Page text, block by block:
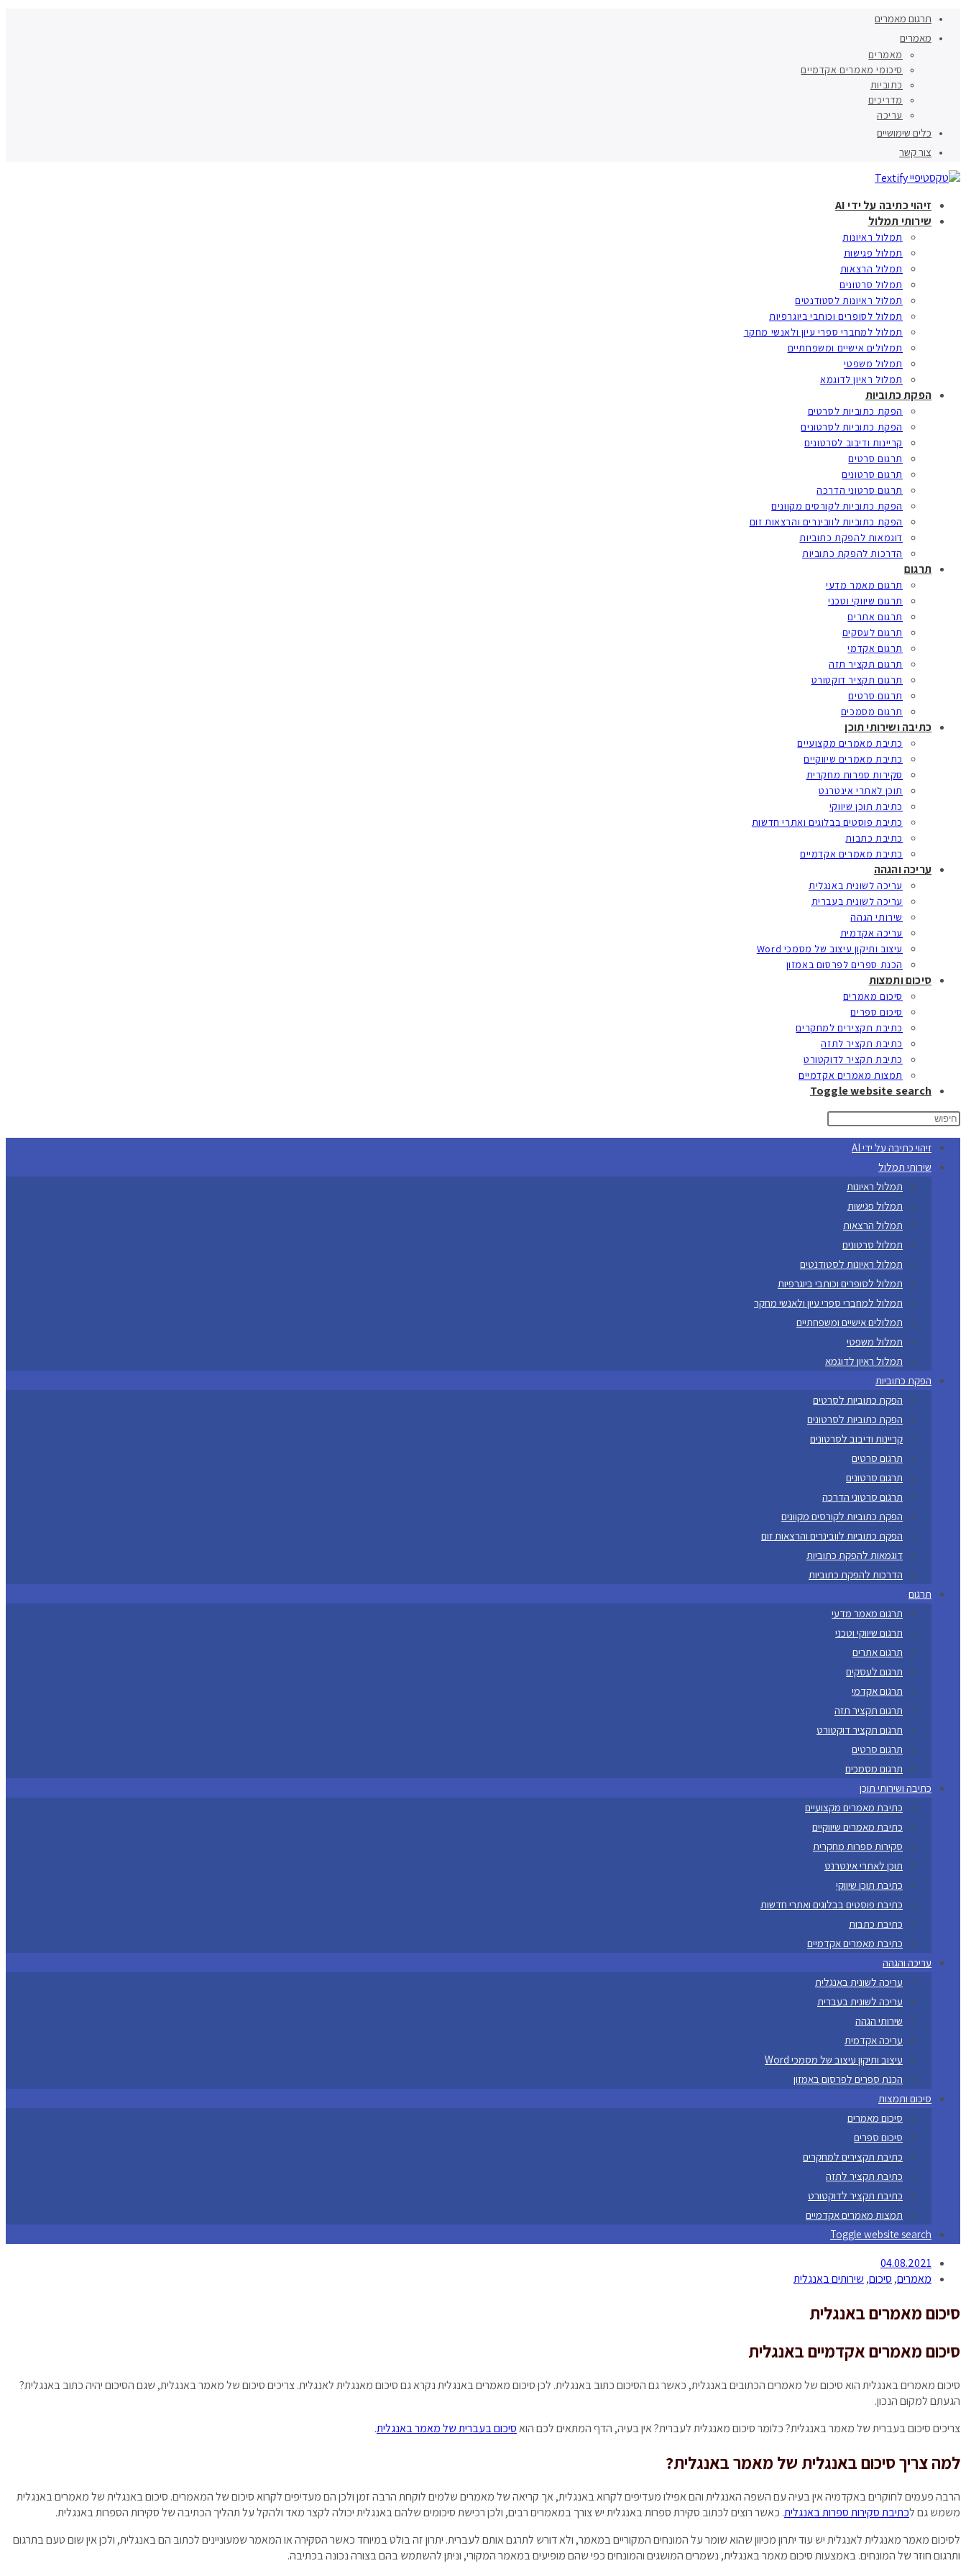
תרגום מאמרים
מאמרים
מאמרים
סיכומי מאמרים אקדמיים
כתוביות
מדריכים
עריכה
כלים שימושיים
צור קשר
זיהוי כתיבה על ידי AI
שירותי תמלול
תמלול ראיונות
תמלול פגישות
תמלול הרצאות
תמלול סרטונים
תמלול ראיונות לסטודנטים
תמלול לסופרים וכותבי ביוגרפיות
תמלול למחברי ספרי עיון ולאנשי מחקר
תמלולים אישיים ומשפחתיים
תמלול משפטי
תמלול ראיון לדוגמא
הפקת כתוביות
הפקת כתוביות לסרטים
הפקת כתוביות לסרטונים
קריינות ודיבוב לסרטונים
תרגום סרטים
תרגום סרטונים
תרגום סרטוני הדרכה
הפקת כתוביות לקורסים מקוונים
הפקת כתוביות לוובינרים והרצאות זום
דוגמאות להפקת כתוביות
הדרכות להפקת כתוביות
תרגום
תרגום מאמר מדעי
תרגום שיווקי וטכני
תרגום אתרים
תרגום לעסקים
תרגום אקדמי
תרגום תקציר תזה
תרגום תקציר דוקטורט
תרגום סרטים
תרגום מסמכים
כתיבה ושירותי תוכן
כתיבת מאמרים מקצועיים
כתיבת מאמרים שיווקיים
סקירות ספרות מחקרית
תוכן לאתרי אינטרנט
כתיבת תוכן שיווקי
כתיבת פוסטים בבלוגים ואתרי חדשות
כתיבת כתבות
כתיבת מאמרים אקדמיים
עריכה והגהה
עריכה לשונית באנגלית
עריכה לשונית בעברית
שירותי הגהה
עריכה אקדמית
עיצוב ותיקון עיצוב של מסמכי Word
הכנת ספרים לפרסום באמזון
סיכום ותמצות
סיכום מאמרים
סיכום ספרים
כתיבת תקצירים למחקרים
כתיבת תקציר לתזה
כתיבת תקציר לדוקטורט
תמצות מאמרים אקדמיים
Toggle website search
זיהוי כתיבה על ידי AI
שירותי תמלול
תמלול ראיונות
תמלול פגישות
תמלול הרצאות
תמלול סרטונים
תמלול ראיונות לסטודנטים
תמלול לסופרים וכותבי ביוגרפיות
תמלול למחברי ספרי עיון ולאנשי מחקר
תמלולים אישיים ומשפחתיים
תמלול משפטי
תמלול ראיון לדוגמא
הפקת כתוביות
הפקת כתוביות לסרטים
הפקת כתוביות לסרטונים
קריינות ודיבוב לסרטונים
תרגום סרטים
תרגום סרטונים
תרגום סרטוני הדרכה
הפקת כתוביות לקורסים מקוונים
הפקת כתוביות לוובינרים והרצאות זום
דוגמאות להפקת כתוביות
הדרכות להפקת כתוביות
תרגום
תרגום מאמר מדעי
תרגום שיווקי וטכני
תרגום אתרים
תרגום לעסקים
תרגום אקדמי
תרגום תקציר תזה
תרגום תקציר דוקטורט
תרגום סרטים
תרגום מסמכים
כתיבה ושירותי תוכן
כתיבת מאמרים מקצועיים
כתיבת מאמרים שיווקיים
סקירות ספרות מחקרית
תוכן לאתרי אינטרנט
כתיבת תוכן שיווקי
כתיבת פוסטים בבלוגים ואתרי חדשות
כתיבת כתבות
כתיבת מאמרים אקדמיים
עריכה והגהה
עריכה לשונית באנגלית
עריכה לשונית בעברית
שירותי הגהה
עריכה אקדמית
עיצוב ותיקון עיצוב של מסמכי Word
הכנת ספרים לפרסום באמזון
סיכום ותמצות
סיכום מאמרים
סיכום ספרים
כתיבת תקצירים למחקרים
כתיבת תקציר לתזה
כתיבת תקציר לדוקטורט
תמצות מאמרים אקדמיים
Toggle website search
04.08.2021
מאמרים, סיכום, שירותים באנגלית
סיכום מאמרים באנגלית
סיכום מאמרים אקדמיים באנגלית
סיכום מאמרים באנגלית הוא סיכום של מאמרים הכתובים באנגלית, כאשר גם הסיכום כתוב באנגלית. לכן סיכום מאמרים באנגלית נקרא גם סיכום מאנגלית לאנגלית. צריכים סיכום של מאמר באנגלית, שגם הסיכום יהיה כתוב באנגלית?
הגעתם למקום הנכון.
צריכים סיכום בעברית של מאמר באנגלית? כלומר סיכום מאנגלית לעברית? אין בעיה, הדף המתאים לכם הואסיכום בעברית של מאמר באנגלית.
למה צריך סיכום באנגלית של מאמר באנגלית?
הרבה פעמים לחוקרים באקדמיה אין בעיה עם השפה האנגלית והם אפילו מעדיפים לקרוא באנגלית, אך קריאה של מאמרים שלמים לוקחת הרבה זמן ולכן הם מעדיפים לקרוא סיכום של המאמרים. סיכום באנגלית של מאמרים באנגלית
משמש גם לכתיבת סקירות ספרות באנגלית. כאשר רוצים לכתוב סקירת ספרות באנגלית יש צורך במאמרים רבים, ולכן רכישת סיכומים שלהם באנגלית יכולה לקצר מאד ולהקל על תהליך הכתיבה של סקירות הספרות באנגלית.
לסיכום מאמר מאנגלית לאנגלית יש עוד יתרון מכיוון שהוא שומר על המונחים המקוריים במאמר, ולא דורש לתרגם אותם לעברית. יתרון זה בולט במיוחד כאשר הסקירה או המאמר שמעוניינים לכתוב הם באנגלית, ולכן אין שום טעם בתרגום
ותרגום חוזר של המונחים. באמצעות סיכום מאמר באנגלית, נשמרים המושגים והמונחים כפי שהם מופיעים במאמר המקורי, וניתן להשתמש בהם בצורה נכונה בכתיבה.